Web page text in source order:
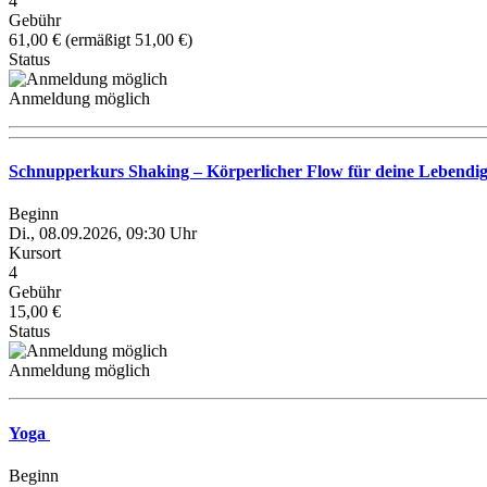
Gebühr
61,00 € (ermäßigt 51,00 €)
Status
Anmeldung möglich
Schnupperkurs Shaking – Körperlicher Flow für deine
Beginn
Di., 08.09.2026, 09:30 Uhr
Kursort
4
Gebühr
15,00 €
Status
Anmeldung möglich
Yoga
Beginn